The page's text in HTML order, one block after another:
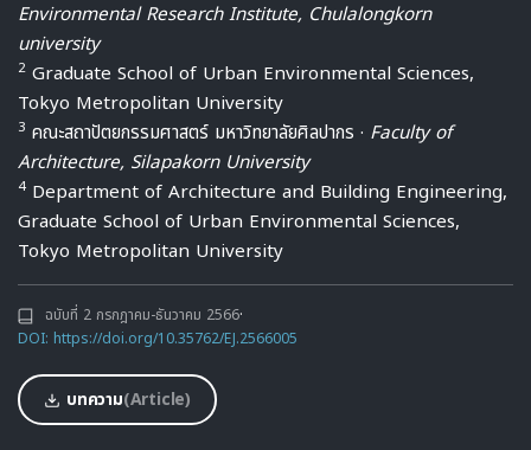
Environmental Research Institute, Chulalongkorn
university
2 Graduate School of Urban Environmental Sciences,
Tokyo Metropolitan University
3 คณะสถาปัตยกรรมศาสตร์ มหาวิทยาลัยศิลปากร · Faculty of
Architecture, Silapakorn University
4 Department of Architecture and Building Engineering,
Graduate School of Urban Environmental Sciences,
Tokyo Metropolitan University
ฉบับที่ 2 กรกฎาคม-ธันวาคม 2566·
DOI: https://doi.org/10.35762/EJ.2566005
บทความ(Article)